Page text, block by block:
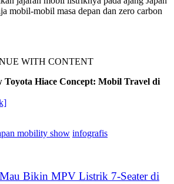
mobil-mobil masa depan dan zero carbon
WITH CONTENT
Toyota Hiace Concept: Mobil Travel di
mobility show infografis
Bikin MPV Listrik 7-Seater di